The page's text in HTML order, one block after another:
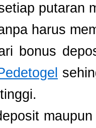
putaran
harus
bonus